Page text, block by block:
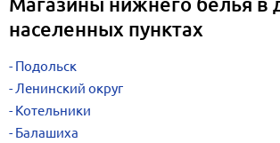
населенных пунктах
Подольск
Ленинский округ
Котельники
Балашиха